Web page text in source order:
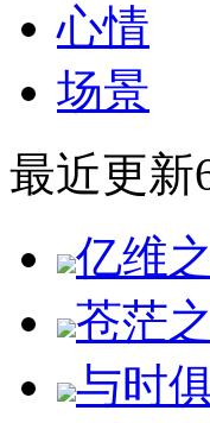
心情
场景
最近更新
亿维
苍茫
与时